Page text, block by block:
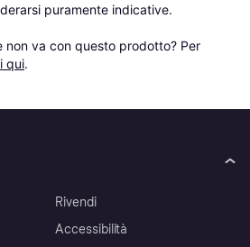
puramente indicative.
non va con questo prodotto? Per
qui.
Rivendi
Accessibilità